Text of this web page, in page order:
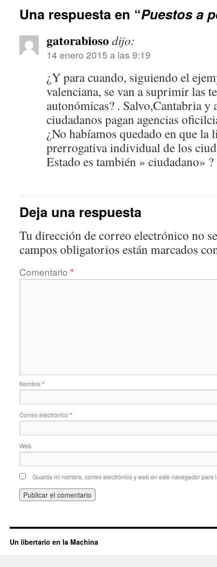
Una respuesta en “Puestos a
gatorabioso dijo:
14 enero 2015 a las 9:19
¿Y para cuando, siguiendo el
valenciana, se van a suprimir las
autonómicas? . Salvo,Cantabria y
ciudadanos pagan agencias
¿No habíamos quedado en que la
prerrogativa individual de los
Estado es también » ciudadano» ?
Deja una respuesta
Tu dirección de correo electrónico no
campos obligatorios están marcados
Comentario *
Nombre *
Correo electrónico *
Web
Guarda mi nombre, correo electrónico y web en este navegador para
Un libertario en la Machina